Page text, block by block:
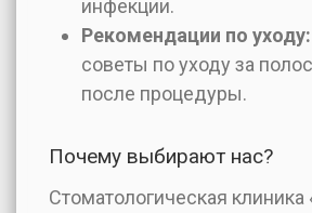
инфекции.
Рекомендации по уходу:
советы по уходу за
после процедуры.
Почему выбирают нас?
Стоматологическая клиника